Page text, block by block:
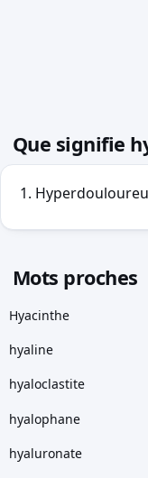
Que signifie
Mots proches
Hyacinthe
hyaline
hyaloclastite
hyalophane
hyaluronate